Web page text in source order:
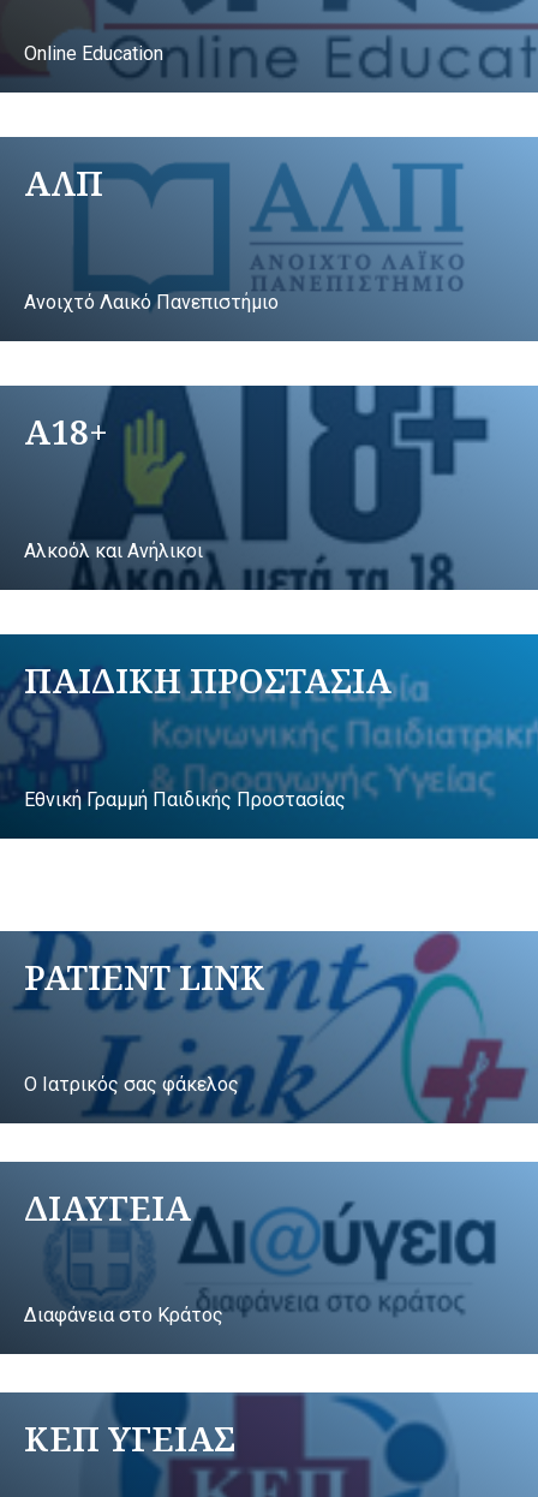
Online Education
ΑΛΠ
Ανοιχτό Λαικό Πανεπιστήμιο
A18+
Αλκοόλ και Ανήλικοι
ΠΑΙΔΙΚΗ ΠΡΟΣΤΑΣΙΑ
Εθνική Γραμμή Παιδικής Προστασίας
PATIENT LINK
Ο Ιατρικός σας φάκελος
ΔΙΑΥΓΕΙΑ
Διαφάνεια στο Κράτος
ΚΕΠ ΥΓΕΙΑΣ